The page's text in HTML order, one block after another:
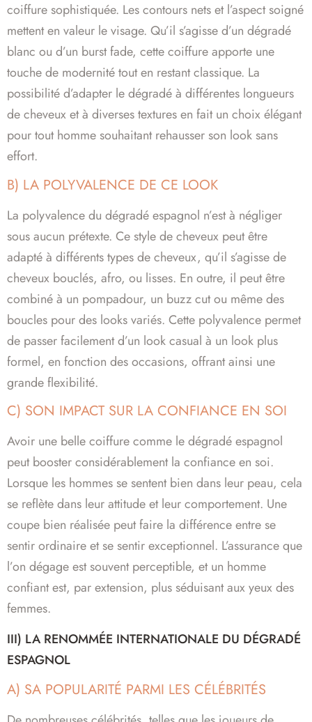
coiffure sophistiquée. Les contours nets et l’aspect soigné
mettent en valeur le visage. Qu’il s’agisse d’un dégradé
blanc ou d’un burst fade, cette coiffure apporte une
touche de modernité tout en restant classique. La
possibilité d’adapter le dégradé à différentes longueurs
de cheveux et à diverses textures en fait un choix élégant
pour tout homme souhaitant rehausser son look sans
effort.
B) LA POLYVALENCE DE CE LOOK
La polyvalence du dégradé espagnol n’est à négliger
sous aucun prétexte. Ce style de cheveux peut être
adapté à différents types de cheveux, qu’il s’agisse de
cheveux bouclés, afro, ou lisses. En outre, il peut être
combiné à un pompadour, un buzz cut ou même des
boucles pour des looks variés. Cette polyvalence permet
de passer facilement d’un look casual à un look plus
formel, en fonction des occasions, offrant ainsi une
grande flexibilité.
C) SON IMPACT SUR LA CONFIANCE EN SOI
Avoir une belle coiffure comme le dégradé espagnol
peut booster considérablement la confiance en soi.
Lorsque les hommes se sentent bien dans leur peau, cela
se reflète dans leur attitude et leur comportement. Une
coupe bien réalisée peut faire la différence entre se
sentir ordinaire et se sentir exceptionnel. L’assurance que
l’on dégage est souvent perceptible, et un homme
confiant est, par extension, plus séduisant aux yeux des
femmes.
III) LA RENOMMÉE INTERNATIONALE DU DÉGRADÉ
ESPAGNOL
A) SA POPULARITÉ PARMI LES CÉLÉBRITÉS